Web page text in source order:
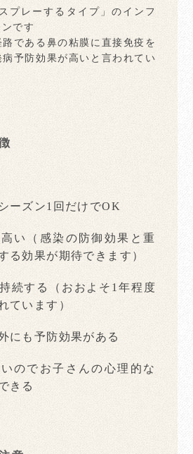
プレーするタイプ」のインフ
です
である鼻の粘膜に直接免疫を
予防効果が高いと言われてい
ーズン1回だけでOK
い（感染の防御効果と重
る効果が期待できます）
続する（おおよそ1年程度
ています）
にも予防効果がある
のでお子さんの心理的な
きる